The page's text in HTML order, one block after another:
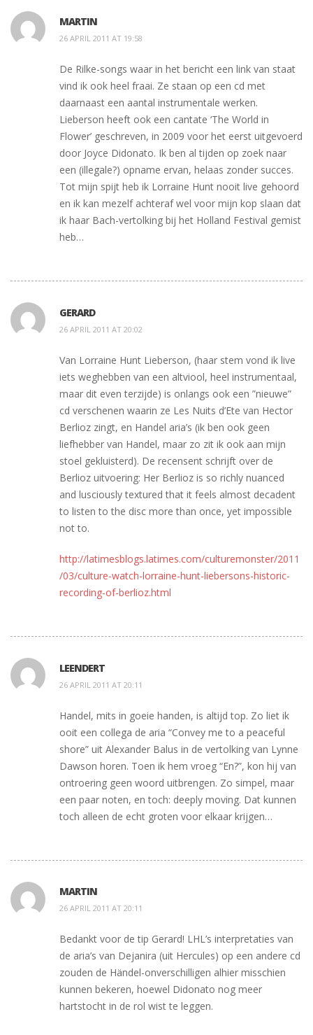
MARTIN
26 APRIL 2011 AT 19:58
De Rilke-songs waar in het bericht een link van staat
vind ik ook heel fraai. Ze staan op een cd met
daarnaast een aantal instrumentale werken.
Lieberson heeft ook een cantate ‘The World in
Flower’ geschreven, in 2009 voor het eerst uitgevoerd
door Joyce Didonato. Ik ben al tijden op zoek naar
een (illegale?) opname ervan, helaas zonder succes.
Tot mijn spijt heb ik Lorraine Hunt nooit live gehoord
en ik kan mezelf achteraf wel voor mijn kop slaan dat
ik haar Bach-vertolking bij het Holland Festival gemist
heb…
GERARD
26 APRIL 2011 AT 20:02
Van Lorraine Hunt Lieberson, (haar stem vond ik live
iets weghebben van een altviool, heel instrumentaal,
maar dit even terzijde) is onlangs ook een ”nieuwe”
cd verschenen waarin ze Les Nuits d’Ete van Hector
Berlioz zingt, en Handel aria’s (ik ben ook geen
liefhebber van Handel, maar zo zit ik ook aan mijn
stoel gekluisterd). De recensent schrijft over de
Berlioz uitvoering: Her Berlioz is so richly nuanced
and lusciously textured that it feels almost decadent
to listen to the disc more than once, yet impossible
not to.
http://latimesblogs.latimes.com/culturemonster/2011
/03/culture-watch-lorraine-hunt-liebersons-historic-
recording-of-berlioz.html
LEENDERT
26 APRIL 2011 AT 20:11
Handel, mits in goeie handen, is altijd top. Zo liet ik
ooit een collega de aria “Convey me to a peaceful
shore” uit Alexander Balus in de vertolking van Lynne
Dawson horen. Toen ik hem vroeg “En?”, kon hij van
ontroering geen woord uitbrengen. Zo simpel, maar
een paar noten, en toch: deeply moving. Dat kunnen
toch alleen de echt groten voor elkaar krijgen…
MARTIN
26 APRIL 2011 AT 20:11
Bedankt voor de tip Gerard! LHL’s interpretaties van
de aria’s van Dejanira (uit Hercules) op een andere cd
zouden de Händel-onverschilligen alhier misschien
kunnen bekeren, hoewel Didonato nog meer
hartstocht in de rol wist te leggen.